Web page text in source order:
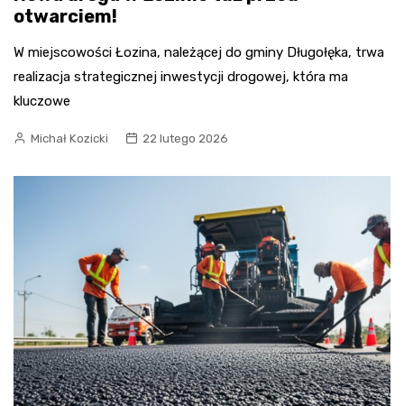
otwarciem!
W miejscowości Łozina, należącej do gminy Długołęka, trwa
realizacja strategicznej inwestycji drogowej, która ma
kluczowe
Michał Kozicki 22 lutego 2026